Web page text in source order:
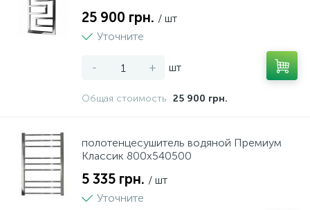
25 900 грн. / шт
Уточните
- + шт
Общая стоимость 25 900 грн.
полотенцесушитель водяной Премиум
Классик 800x540500
5 335 грн. / шт
Уточните